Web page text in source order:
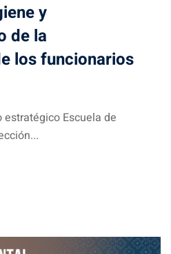
y
de la
los funcionarios
Escuela de